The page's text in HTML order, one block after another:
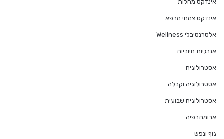
אינדקס מחלות
אינדקס צמחי מרפא
אלטרנטיבלי Wellness
אנרגיות חיוביות
אסטרולוגיה
אסטרולוגיה וקבלה
אסטרולוגיה שבועית
ארומתרפיה
גוף ונפש